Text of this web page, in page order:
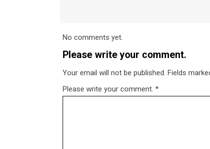
No comments yet.
Please write your comment.
Your email will not be published. Fields
Please write your comment. *